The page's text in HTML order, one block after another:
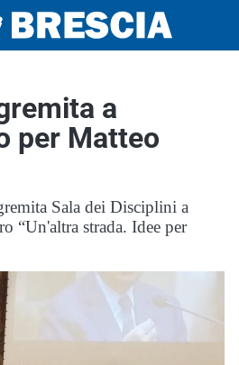
a
per Matteo
Sala dei Disciplini a
“Un'altra strada. Idee per